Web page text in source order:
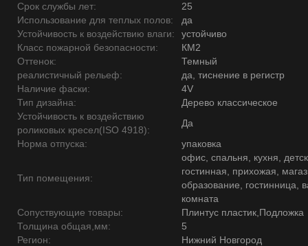
Срок службы лет:
25
Использование для теплых полов:
да
Устойчивость к воздействию влаги:
устойчиво
Класс пожарной безопасности:
КМ2
Оттенок:
Темный
реалистичный рельеф:
да, тиснение в регистр
Наличие фаски:
4V
Тип дизайна:
Дерево классическое
Устойчивость к воздействию
роликовых кресел(ISO 4918):
Да
Норма отпуска:
упаковка
Тип помещения:
офис, спальня, кухня,
гостинная, прихожая,
образование, гостинница,
комната
Сопуствующие товары:
Плинтус пластик,Подложка
Толщина общая,мм:
5
Регион:
Нижний Новгород